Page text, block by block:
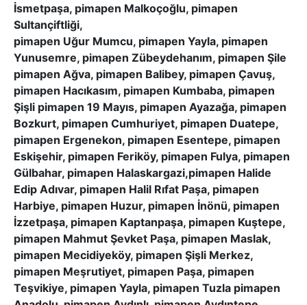
İsmetpaşa, pimapen Malkoçoğlu, pimapen
Sultançiftliği,
pimapen Uğur Mumcu, pimapen Yayla, pimapen
Yunusemre, pimapen Zübeydehanım, pimapen Şile
pimapen Ağva, pimapen Balibey, pimapen Çavuş,
pimapen Hacıkasım, pimapen Kumbaba, pimapen
Şişli pimapen 19 Mayıs, pimapen Ayazağa, pimapen
Bozkurt, pimapen Cumhuriyet, pimapen Duatepe,
pimapen Ergenekon, pimapen Esentepe, pimapen
Eskişehir, pimapen Feriköy, pimapen Fulya, pimapen
Gülbahar, pimapen Halaskargazi,pimapen Halide
Edip Adıvar, pimapen Halil Rıfat Paşa, pimapen
Harbiye, pimapen Huzur, pimapen İnönü, pimapen
İzzetpaşa, pimapen Kaptanpaşa, pimapen Kuştepe,
pimapen Mahmut Şevket Paşa, pimapen Maslak,
pimapen Mecidiyeköy, pimapen Şişli Merkez,
pimapen Meşrutiyet, pimapen Paşa, pimapen
Teşvikiye, pimapen Yayla, pimapen Tuzla pimapen